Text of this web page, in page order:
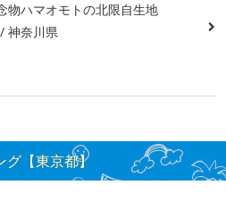
物ハマオモトの北限自生地
神奈川県
グ【東京都】